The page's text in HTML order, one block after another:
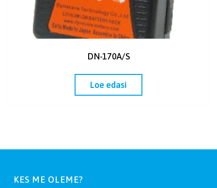
DN-170A/S
Loe edasi
KES ME OLEME?